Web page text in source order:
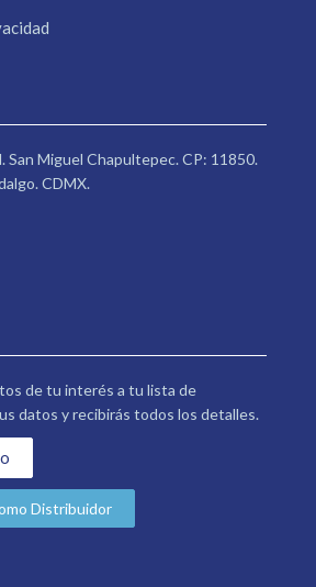
San Miguel Chapultepec. CP: 11850.
CDMX.
de tu interés a tu lista de
datos y recibirás todos los detalles.
Distribuidor